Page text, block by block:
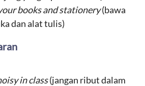
books and stationery(bawa
dan alat tulis)
in class(jangan ribut dalam